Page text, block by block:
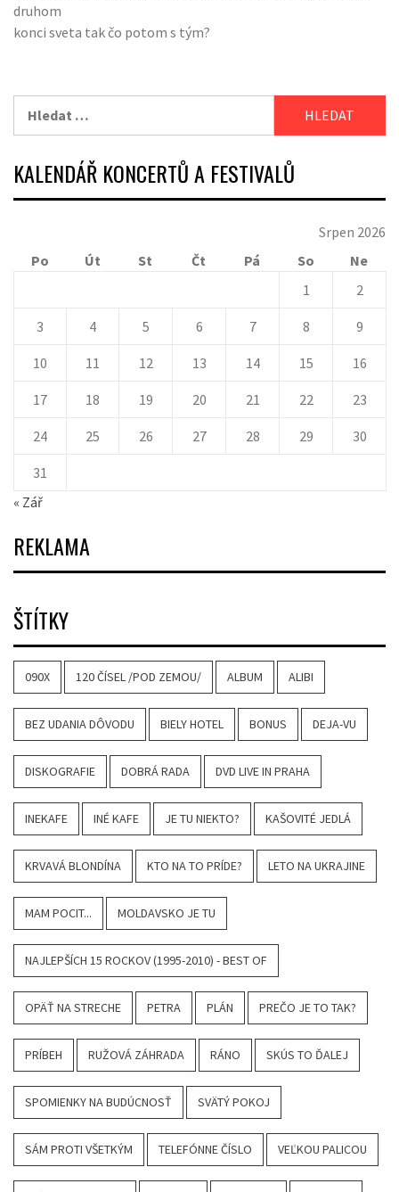
druhom
konci sveta tak čo potom s tým?
KALENDÁŘ KONCERTŮ A FESTIVALŮ
Srpen 2026
Po
Út St Čt Pá So
Ne
1
2
3 4 5 6 7 8 9
10 11 12 13 14 15 16
17 18 19 20 21 22 23
24 25 26 27 28 29 30
31
« Zář
REKLAMA
ŠTÍTKY
090X 120 ČÍSEL /POD ZEMOU/ ALBUM ALIBI
BEZ UDANIA DÔVODU BIELY HOTEL BONUS DEJA-VU
DISKOGRAFIE DOBRÁ RADA DVD LIVE IN PRAHA
INEKAFE INÉ KAFE JE TU NIEKTO? KAŠOVITÉ JEDLÁ
KRVAVÁ BLONDÍNA KTO NA TO PRÍDE? LETO NA UKRAJINE
MAM POCIT... MOLDAVSKO JE TU
NAJLEPŠÍCH 15 ROCKOV (1995-2010) - BEST OF
OPÄŤ NA STRECHE PETRA PLÁN PREČO JE TO TAK?
PRÍBEH RUŽOVÁ ZÁHRADA RÁNO SKÚS TO ĎALEJ
SPOMIENKY NA BUDÚCNOSŤ SVÄTÝ POKOJ
SÁM PROTI VŠETKÝM TELEFÓNNE ČÍSLO VEĽKOU PALICOU